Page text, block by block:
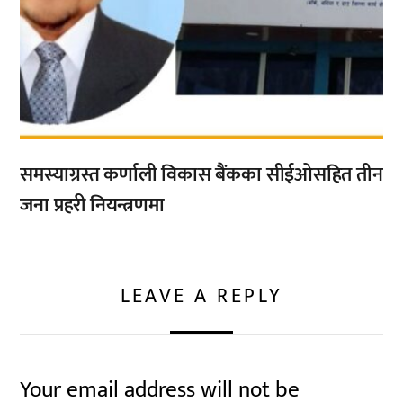
समस्याग्रस्त कर्णाली विकास बैंकका सीईओसहित तीन
जना प्रहरी नियन्त्रणमा
LEAVE A REPLY
Your email address will not be